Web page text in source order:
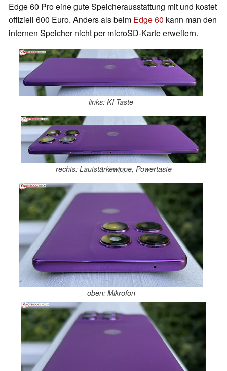
Edge 60 Pro eine gute Speicherausstattung mit und kostet
offiziell 600 Euro. Anders als beim Edge 60 kann man den
internen Speicher nicht per microSD-Karte erweitern.
links: KI-Taste
rechts: Lautstärkewippe, Powertaste
oben: Mikrofon